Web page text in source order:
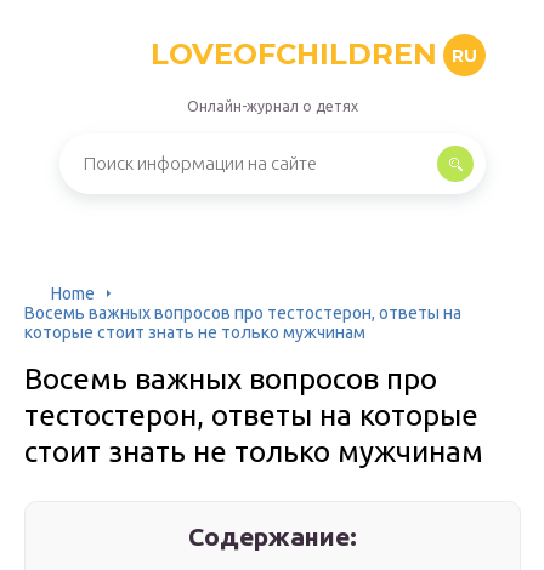
LOVEOFCHILDREN RU
Онлайн-журнал о детях
Home
Восемь важных вопросов про тестостерон, ответы на
которые стоит знать не только мужчинам
Восемь важных вопросов про
тестостерон, ответы на которые
стоит знать не только мужчинам
Содержание: